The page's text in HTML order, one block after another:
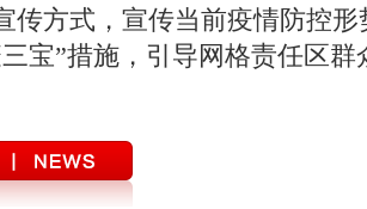
传方式，宣传当前疫情防控
宝”措施，引导网格责任区